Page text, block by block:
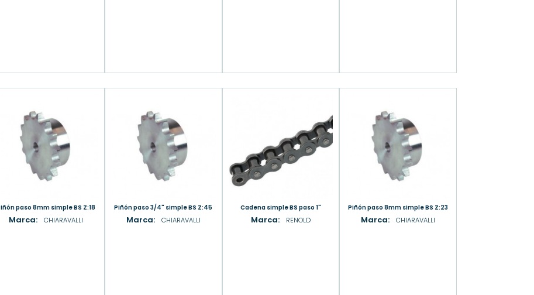
Piñón paso 8mm simple BS Z:18
Marca: CHIARAVALLI
Piñón paso 3/4" simple BS Z:45
Marca: CHIARAVALLI
Cadena simple BS paso 1"
Marca: RENOLD
Piñón paso 8mm simple BS Z:23
Marca: CHIARAVALLI